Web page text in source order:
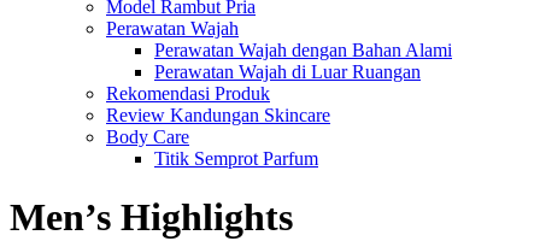
Model Rambut Pria
Perawatan Wajah
Perawatan Wajah dengan Bahan Alami
Perawatan Wajah di Luar Ruangan
Rekomendasi Produk
Review Kandungan Skincare
Body Care
Titik Semprot Parfum
Men’s Highlights